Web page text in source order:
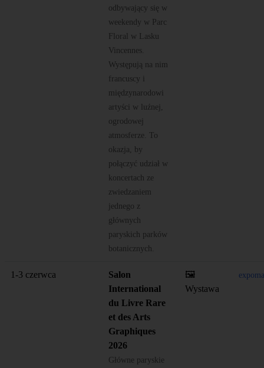
odbywający się w
weekendy w Parc
Floral w Lasku
Vincennes.
Występują na nim
francuscy i
międzynarodowi
artyści w luźnej,
ogrodowej
atmosferze. To
okazja, by
połączyć udział w
koncertach ze
zwiedzaniem
jednego z
głównych
paryskich parków
botanicznych.
1-3 czerwca
Salon
International
du Livre Rare
et des Arts
Graphiques
2026
Główne paryskie
🖼️
Wystawa